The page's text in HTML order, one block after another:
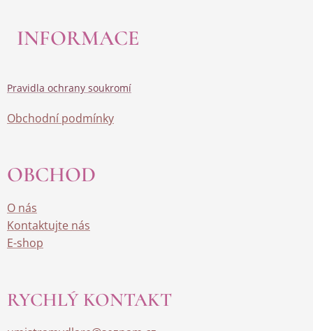
INFORMACE
Pravidla ochrany soukromí
Obchodní podmínky
OBCHOD
O nás
Kontaktujte nás
E-shop
RYCHLÝ KONTAKT